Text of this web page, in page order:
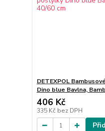
DETEXPOL
Dino blue Bavlna,
406 Kč
335 Kč bez DPH